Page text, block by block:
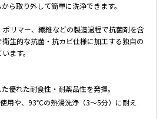
ら取り外して簡単に洗浄できます。
リマー、繊維などの製造過程で抗菌剤を含
生的な抗菌・抗カビ仕様に加工する独自の
ます。
優れた耐食性・耐薬品性を発揮。
用や、93℃の熱湯洗浄（3～5分）に耐え